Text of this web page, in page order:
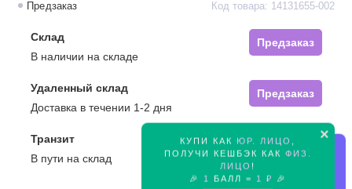
×
КУПИ КАК ЮР. ЛИЦО
ПОЛУЧИ КЕШБЭК КАК ФИЗ.
ЛИЦО !
🎉
1 БАЛЛ = 1 ₽ 🎉
Предзаказ Код товара: 14131655-002
Склад
Предзаказ
В наличии на складе
Удаленный склад
Предзаказ
Доставка в течении 1-2 дня
Транзит
Предзаказ
В пути на склад